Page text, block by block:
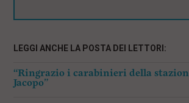
LEGGI ANCHE LA POSTA DEI LETTORI:
“Ringrazio i carabinieri della
Jacopo”